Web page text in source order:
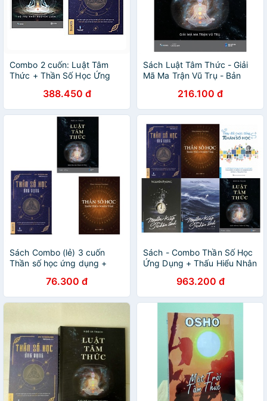
Combo 2 cuốn: Luật Tâm
Thức + Thần Số Học Ứng
thức tỉnh >388.450 đ
Sách Luật Tâm Thức - Giải
Mã Ma Trận Vũ Trụ - Bản
216.100 đ
Sách Combo (lẻ) 3 cuốn
Thần số học ứng dụng +
Học : Thấu Hiểu Nhân Tâm
76.300 đ
Sách - Combo Thần Số Học
Ứng Dụng + Thấu Hiểu Nhân
Kiếp Nhân Sinh (Tập 1-2) +
Luật Tâm Thức
963.200 đ